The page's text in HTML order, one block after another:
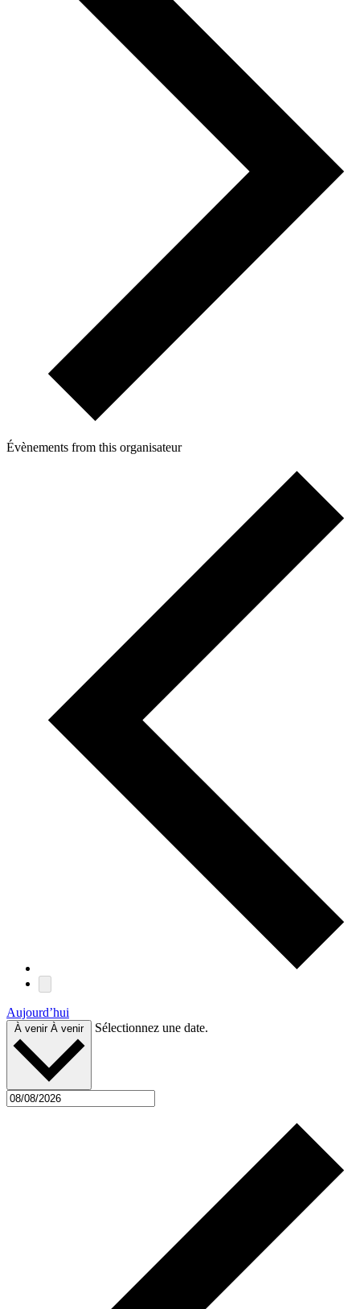
Évènements from this organisateur
Aujourd’hui
À venir À venir Sélectionnez une date.